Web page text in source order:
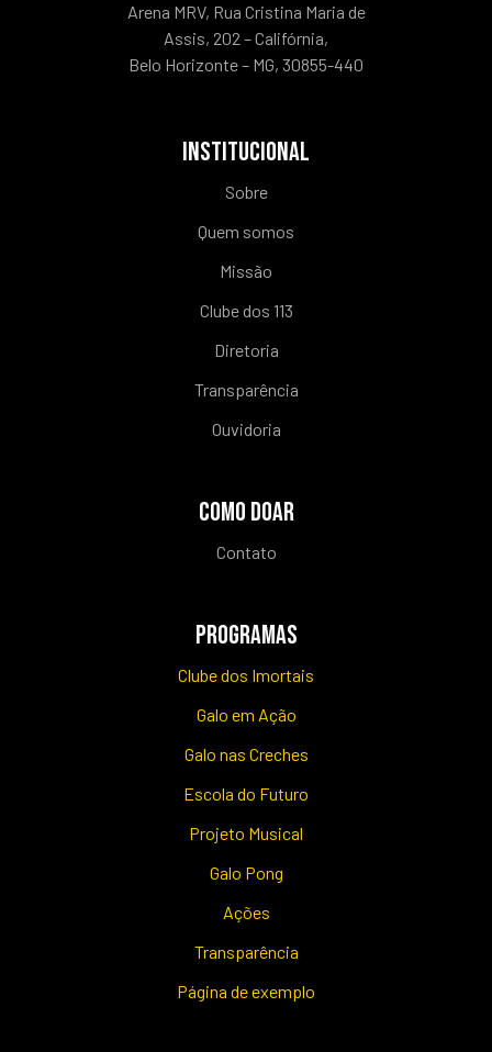
Arena MRV, Rua Cristina Maria de
Assis, 202 – Califórnia,
Belo Horizonte – MG, 30855-440
INSTITUCIONAL
Sobre
Quem somos
Missão
Clube dos 113
Diretoria
Transparência
Ouvidoria
COMO DOAR
Contato
PROGRAMAS
Clube dos Imortais
Galo em Ação
Galo nas Creches
Escola do Futuro
Projeto Musical
Galo Pong
Ações
Transparência
Página de exemplo